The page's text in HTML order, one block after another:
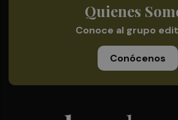
Quienes
Conoce al grupo
Conócenos